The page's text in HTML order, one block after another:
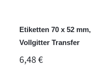
Etiketten 70 x 52 mm,
Vollgitter Transfer
REGULÄRER PREIS:
6,48 €